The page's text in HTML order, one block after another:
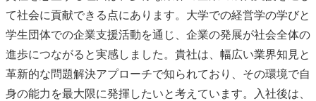
て社会に貢献できる点にあります。大学での経営学の学びと
学生団体での企業支援活動を通じ、企業の発展が社会全体の
進歩につながると実感しました。貴社は、幅広い業界知見と
革新的な問題解決アプローチで知られており、その環境で自
身の能力を最大限に発揮したいと考えています。入社後は、